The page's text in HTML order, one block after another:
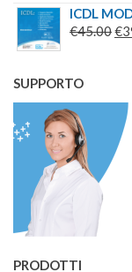
ICDL
€45.00IL
€
SUPPORTO
PRODOTTI